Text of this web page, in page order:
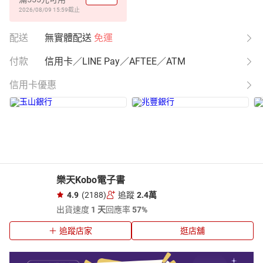
2026/08/09 15:59截止
配送 無實體配送 免運
付款 信用卡／LINE Pay／AFTEE／ATM
信用卡優惠
樂天Kobo電子書
4.9 (2188) 追蹤 2.4萬
出貨速度 1 天回應率57%
追蹤店家 逛店舖